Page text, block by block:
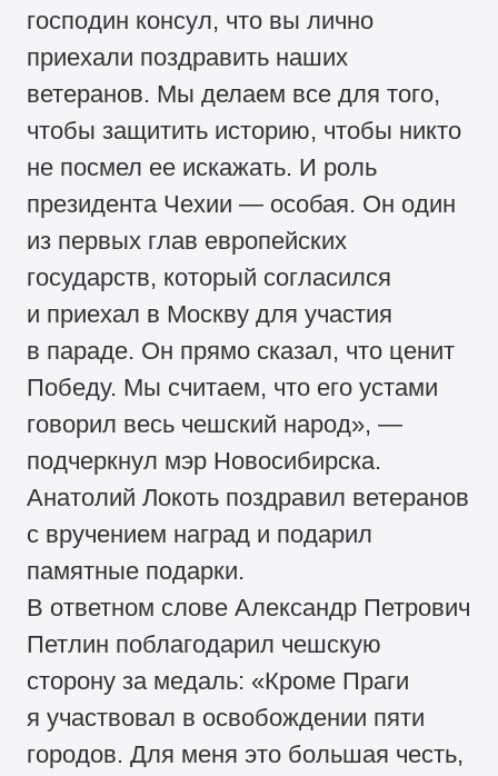
господин консул, что вы лично
приехали поздравить наших
ветеранов. Мы делаем все для того,
чтобы защитить историю, чтобы никто
не посмел ее искажать. И роль
президента Чехии — особая. Он один
из первых глав европейских
государств, который согласился
и приехал в Москву для участия
в параде. Он прямо сказал, что ценит
Победу. Мы считаем, что его устами
говорил весь чешский народ», —
подчеркнул мэр Новосибирска.
Анатолий Локоть поздравил ветеранов
с вручением наград и подарил
памятные подарки.
В ответном слове Александр Петрович
Петлин поблагодарил чешскую
сторону за медаль: «Кроме Праги
я участвовал в освобождении пяти
городов. Для меня это большая честь,